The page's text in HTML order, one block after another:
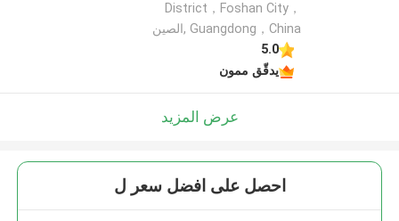
District，Foshan City，
Guangdong，China ,الصين
5.0
يدقّق ممون
عرض المزيد
احصل على افضل سعر ل